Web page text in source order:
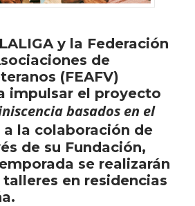
y la Federación
de
(FEAFV)
impulsar el proyecto
basados en el
a la colaboración de
de su Fundación,
se realizarán
en residencias